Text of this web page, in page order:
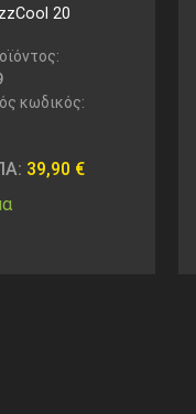
20
κωδικός:
39,90 €